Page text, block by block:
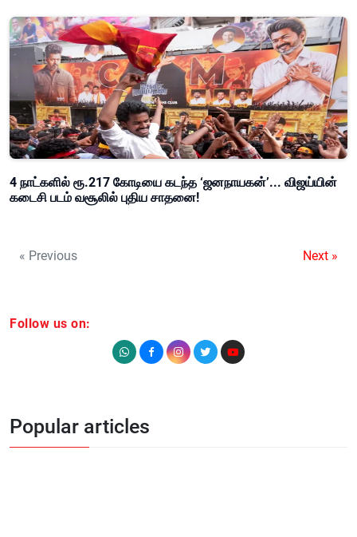
4 நாட்களில் ரூ.217 கோடியை கடந்த ‘ஜனநாயகன்’... விஜய்யின்
கடைசி படம் வசூலில் புதிய சாதனை!
« Previous Next »
Follow us on:
Popular articles